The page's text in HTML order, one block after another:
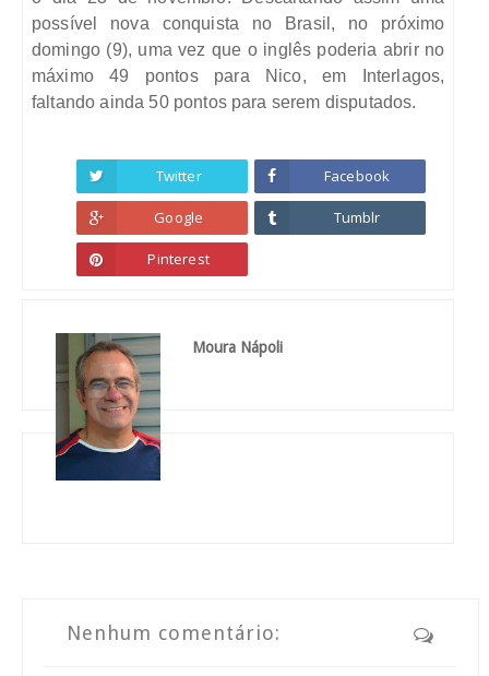
possível nova conquista no Brasil, no próximo
domingo (9), uma vez que o inglês poderia abrir no
máximo 49 pontos para Nico, em Interlagos,
faltando ainda 50 pontos para serem disputados.
Twitter Facebook
Google Tumblr
Pinterest
Moura Nápoli
Nenhum comentário: